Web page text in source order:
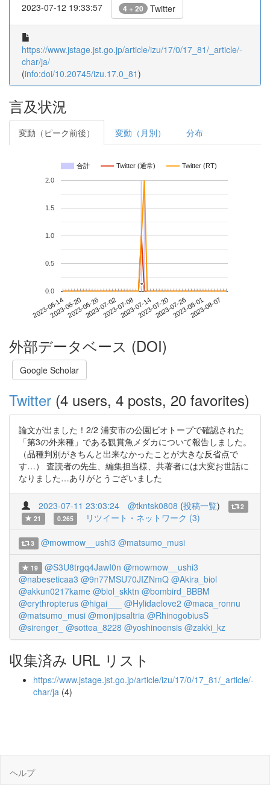
2023-07-12 19:33:57 4 + 20 Twitter
https://www.jstage.jst.go.jp/article/izu/17/0/17_81/_article/-
char/ja/
(info:doi/10.20745/izu.17.0_81)
言及状況
変動（ピーク前後） 変動（月別） 分布
合計 Twitter (通常) Twitter (RT)
2023-06-142023-06-202023-06-262023-07-022023-07-082023-07-142023-07-202023-07-262023-08-012023-08-07
0.0
0.5
1.0
1.5
2.0
**
外部データベース (DOI)
Google Scholar
Twitter (4 users, 4 posts, 20 favorites)
論文が出ました！2/2 浦安市の公園ビオトープで確認された
「第3の外来種」である観賞魚メダカについて報告しました。
（品種判別がきちんと出来なかったことが大きな反省点で
す…） 査読者の先生、編集担当様、共著者には大変お世話に
なりました…ありがとうございました
2023-07-11 23:03:24 @tkntsk0808 (投稿一覧)
2
21
0.265 リツイート・ネットワーク (3)
3 @mowmow__ushi3 @matsumo_musi
19 @S3U8trgq4JawI0n @mowmow__ushi3
@nabeseticaa3 @9n77MSU70JIZNmQ @Akira_biol
@akkun0217kame @biol_skktn @bombird_BBBM
@erythropterus @higai___ @Hylidaelove2 @maca_ronnu
@matsumo_musi @monjipsaltria @RhinogobiusS
@sirenger_ @sottea_8228 @yoshinoensis @zakki_kz
収集済み URL リスト
https://www.jstage.jst.go.jp/article/izu/17/0/17_81/_article/-
char/ja (4)
ヘルプ